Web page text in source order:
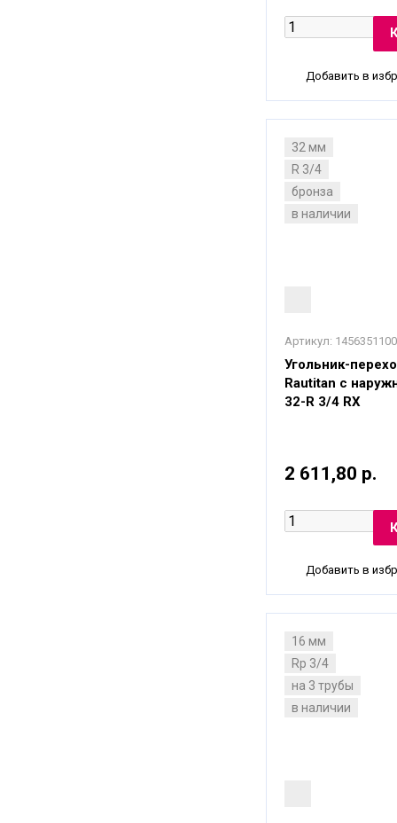
Добавить в
32 мм
R 3/4
бронза
в наличии
Артикул:
Угольник-
Rautitan с
32-R 3/4 RX
2 611,80 р.
Добавить в
16 мм
Rp 3/4
на 3 трубы
в наличии